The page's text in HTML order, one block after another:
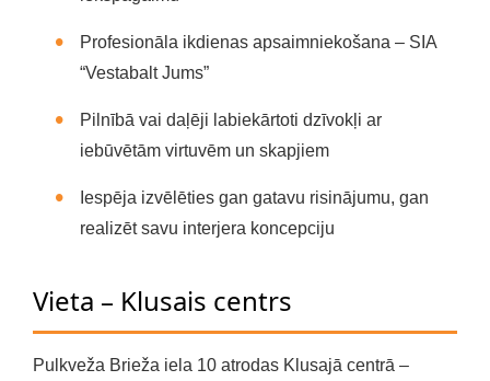
Profesionāla ikdienas apsaimniekošana – SIA
“Vestabalt Jums”
Pilnībā vai daļēji labiekārtoti dzīvokļi ar
iebūvētām virtuvēm un skapjiem
Iespēja izvēlēties gan gatavu risinājumu, gan
realizēt savu interjera koncepciju
Vieta – Klusais centrs
Pulkveža Brieža iela 10 atrodas Klusajā centrā –